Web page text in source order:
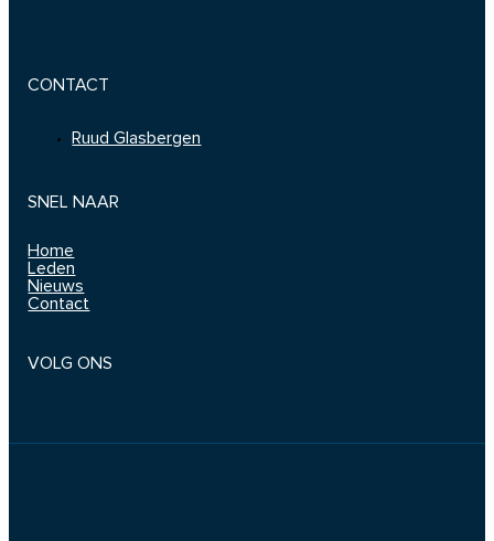
CONTACT
Ruud Glasbergen
SNEL NAAR
Home
Leden
Nieuws
Contact
VOLG ONS